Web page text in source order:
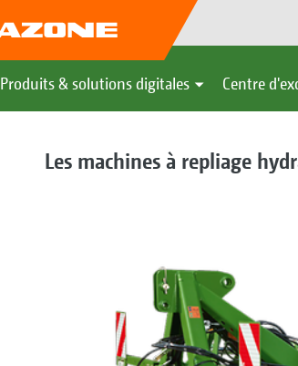
Produits & solutions digitales Centre
Les machines à repliage